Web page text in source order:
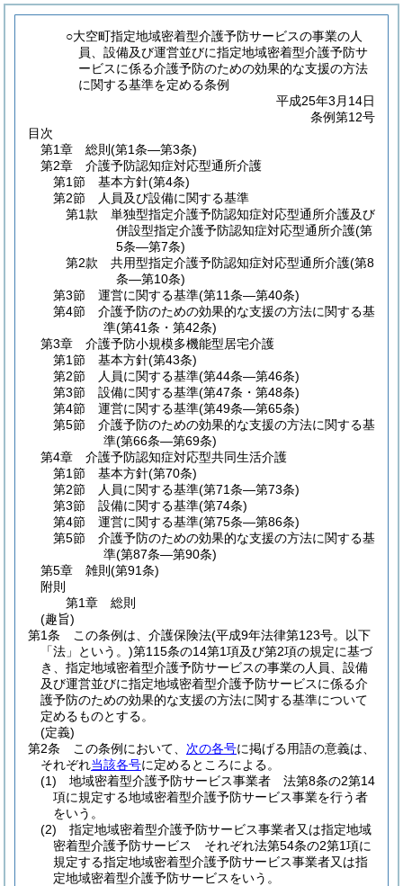
○大空町指定地域密着型介護予防サービスの事業の人
員、設備及び運営並びに指定地域密着型介護予防サ
ービスに係る介護予防のための効果的な支援の方法
に関する基準を定める条例
平成25年3月14日
条例第12号
目次
第1章
総則 (第1条―第3条)
第2章
介護予防認知症対応型通所介護
第1節
基本方針(第4条)
第2節
人員及び設備に関する基準
第1款
単独型指定介護予防認知症対応型通所介護及び
併設型指定介護予防認知症対応型通所介護(第
5条―第7条)
第2款
共用型指定介護予防認知症対応型通所介護(第8
条―第10条)
第3節
運営に関する基準(第11条―第40条)
第4節
介護予防のための効果的な支援の方法に関する基
準(第41条・第42条)
第3章
介護予防小規模多機能型居宅介護
第1節
基本方針(第43条)
第2節
人員に関する基準(第44条―第46条)
第3節
設備に関する基準(第47条・第48条)
第4節
運営に関する基準(第49条―第65条)
第5節
介護予防のための効果的な支援の方法に関する基
準(第66条―第69条)
第4章
介護予防認知症対応型共同生活介護
第1節
基本方針(第70条)
第2節
人員に関する基準(第71条―第73条)
第3節
設備に関する基準(第74条)
第4節
運営に関する基準(第75条―第86条)
第5節
介護予防のための効果的な支援の方法に関する基
準(第87条―第90条)
第5章
雑則 (第91条)
附則
第1章
総則
(趣旨)
第1条
この条例は、介護保険法(平成9年法律第123号。以下
「法」という。)第115条の14第1項及び第2項の規定に基づ
き、指定地域密着型介護予防サービスの事業の人員、設備
及び運営並びに指定地域密着型介護予防サービスに係る介
護予防のための効果的な支援の方法に関する基準について
定めるものとする。
(定義)
第2条
この条例において、 次の各号に掲げる用語の意義は、
それぞれ当該各号に定めるところによる。
(1)
地域密着型介護予防サービス事業者 法第8条の2第14
項に規定する地域密着型介護予防サービス事業を行う者
をいう。
(2)
指定地域密着型介護予防サービス事業者又は指定地域
密着型介護予防サービス それぞれ法第54条の2第1項に
規定する指定地域密着型介護予防サービス事業者又は指
定地域密着型介護予防サービスをいう。